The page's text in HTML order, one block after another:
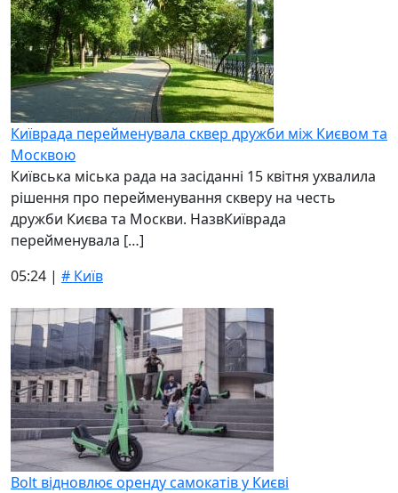
Київрада перейменувала сквер дружби між Києвом та
Москвою
Київська міська рада на засіданні 15 квітня ухвалила
рішення про перейменування скверу на честь
дружби Києва та Москви. НазвКиїврада
перейменувала […]
05:24 | # Київ
Bolt відновлює оренду самокатів у Києві